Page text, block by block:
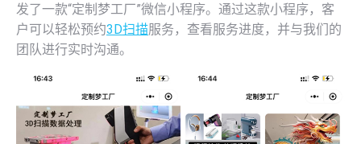
发了一款“定制梦工厂”微信小程序。通过这款小程序，客
户可以轻松预约3D扫描服务，查看服务进度，并与我们的
团队进行实时沟通。